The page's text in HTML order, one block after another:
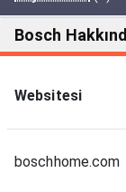
Bosch
Websitesi
boschhome.com